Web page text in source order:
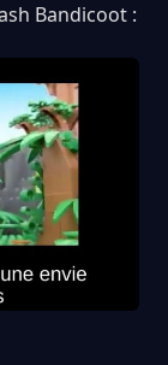
Bandicoot :